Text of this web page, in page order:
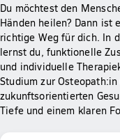
Du möchtest den
Händen heilen? Dann ist
richtige Weg für dich. In
lernst du, funktionelle
und individuelle
Studium zur
zukunftsorientierten
Tiefe und einem klaren